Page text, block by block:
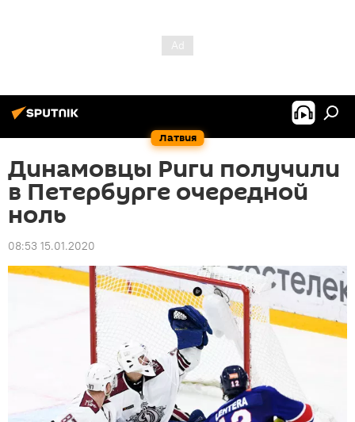
Латвия
Динамовцы Риги получили
в Петербурге очередной
ноль
08:53 15.01.2020